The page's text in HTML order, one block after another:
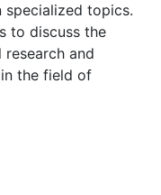
specialized topics.
to discuss the
and
the field of